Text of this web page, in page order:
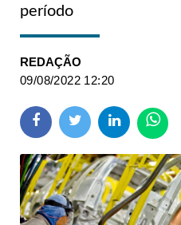
período
REDAÇÃO
09/08/2022 12:20